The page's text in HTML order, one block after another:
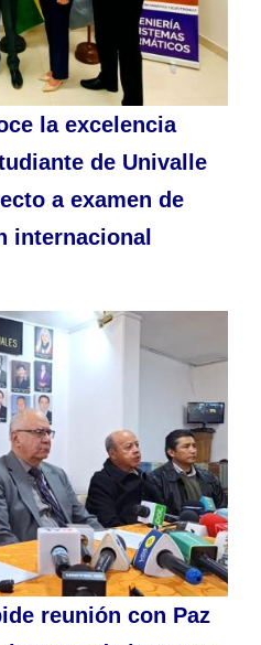
la excelencia
de Univalle
a examen de
internacional
reunión con Paz